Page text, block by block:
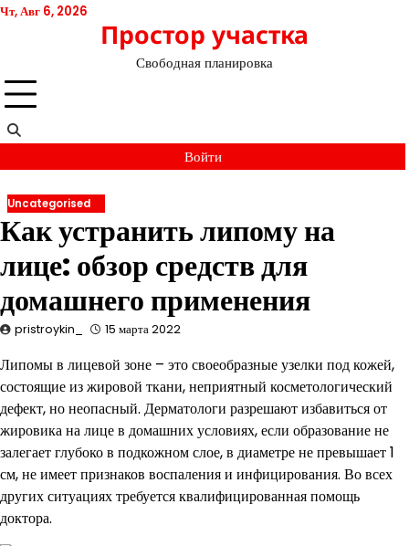
Перейти
Чт, Авг 6, 2026
Простор участка
Свободная планировка
Войти
Uncategorised
Как устранить липому на
лице: обзор средств для
домашнего применения
pristroykin_ 15 марта 2022
Липомы в лицевой зоне – это своеобразные узелки под кожей,
состоящие из жировой ткани, неприятный косметологический
дефект, но неопасный. Дерматологи разрешают избавиться от
жировика на лице в домашних условиях, если образование не
залегает глубоко в подкожном слое, в диаметре не превышает 1
см, не имеет признаков воспаления и инфицирования. Во всех
других ситуациях требуется квалифицированная помощь
доктора.